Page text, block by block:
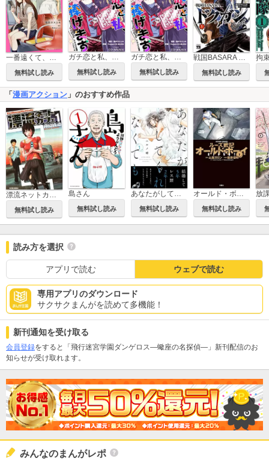
一番遠くて、近いあいつ。～君に恋をするなんて、ありえないはずだった～
無料試し読み 無料試し読み 無料試し読み
戦国BASARA ドクガン
無料試し読み
「 漫画アクション 」のおすすめ作品
漂流ネットカフェ
無料試し読み
島さん
無料試し読み 無料試し読み 無料試し読み
読み方を選択
アプリで読む ウェブで読む
専用アプリのダウンロード
サクサクまんがを読めて多機能！
新刊通知を受け取る
会員登録をすると「飛行迷宮学園ダンゲロス―蠍座の名探偵―」新刊配信のお
知らせが受け取れます。
みんなのまんがレポ